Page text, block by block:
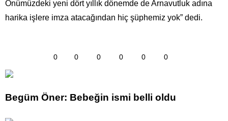
Önümüzdeki yeni dört yıllık dönemde de Arnavutluk adına
harika işlere imza atacağından hiç şüphemiz yok” dedi.
0 0 0 0 0 0
Begüm Öner: Bebeğin ismi belli oldu